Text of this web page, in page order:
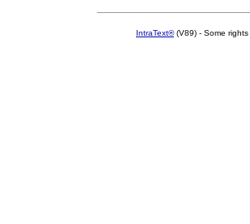
IntraText®(V89) - Some rights